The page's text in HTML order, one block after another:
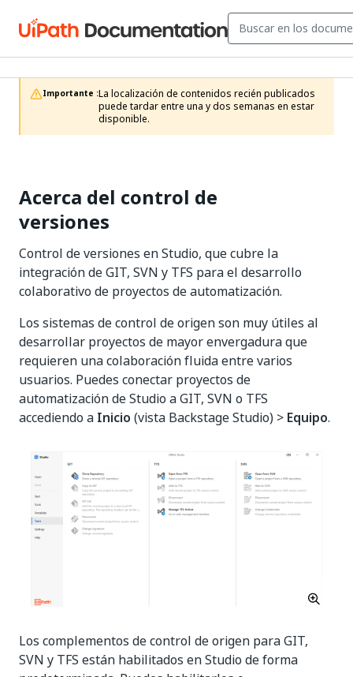
Importante :La localización de contenidos recién publicados
puede tardar entre una y dos semanas en estar
disponible.
Acerca del control de
versiones
Control de versiones en Studio, que cubre la
integración de GIT, SVN y TFS para el desarrollo
colaborativo de proyectos de automatización.
Los sistemas de control de origen son muy útiles al
desarrollar proyectos de mayor envergadura que
requieren una colaboración fluida entre varios
usuarios. Puedes conectar proyectos de
automatización de Studio a GIT, SVN o TFS
accediendo a Inicio (vista Backstage Studio) > Equipo.
Los complementos de control de origen para GIT,
SVN y TFS están habilitados en Studio de forma